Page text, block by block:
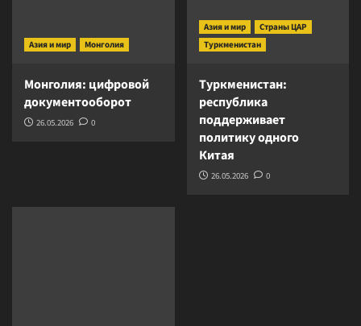
Азия и мир Монголия
Монголия: цифровой
документооборот
26.05.2026 0
Азия и мир
Страны ЦАР
Туркменистан
Туркменистан:
республика
поддерживает
политику одного
Китая
26.05.2026 0